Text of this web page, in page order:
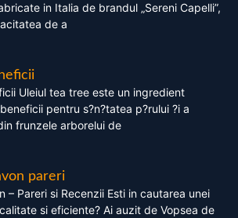
in Italia de brandul „Sereni Capelli”,
de a
Uleiul tea tree este un ingredient
pentru s?n?tatea p?rului ?i a
frunzele arborelui de
pareri
– Pareri si Recenzii Esti in cautarea unei
si eficiente? Ai auzit de Vopsea de